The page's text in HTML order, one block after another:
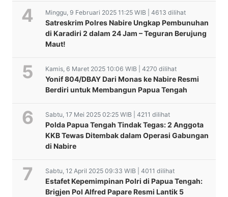
Minggu, 9 Februari 2025 11:25 WIB | 4613 dilihat
Satreskrim Polres Nabire Ungkap Pembunuhan
di Karadiri 2 dalam 24 Jam – Teguran Berujung
Maut!
Kamis, 6 Maret 2025 10:06 WIB | 4270 dilihat
Yonif 804/DBAY Dari Monas ke Nabire Resmi
Berdiri untuk Membangun Papua Tengah
Sabtu, 17 Mei 2025 02:25 WIB | 4211 dilihat
Polda Papua Tengah Tindak Tegas: 2 Anggota
KKB Tewas Ditembak dalam Operasi Gabungan
di Nabire
Sabtu, 12 April 2025 09:33 WIB | 4011 dilihat
Estafet Kepemimpinan Polri di Papua Tengah:
Brigjen Pol Alfred Papare Resmi Lantik 5